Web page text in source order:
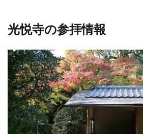
光悦寺の参拝情報